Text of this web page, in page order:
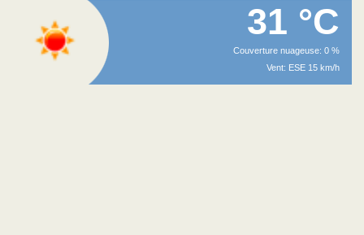
31 °C
Couverture nuageuse: 0 %
Vent: ESE 15 km/h